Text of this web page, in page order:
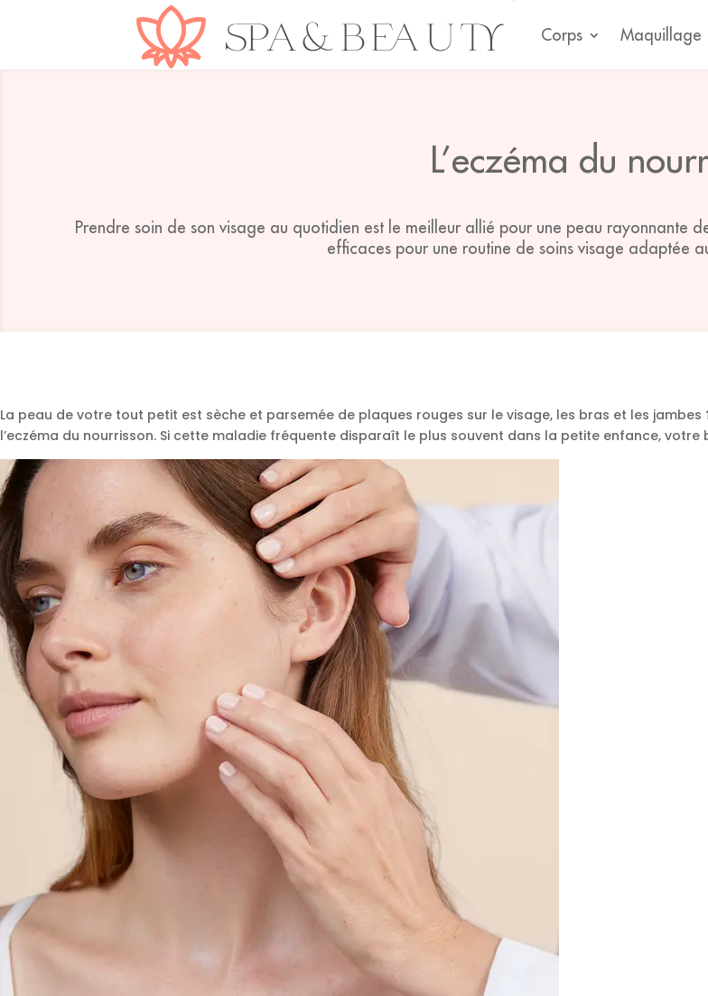
Corps Maquillage
L’eczéma du
Prendre soin de son visage au quotidien est le meilleur allié pour une peau rayonnante
efficaces pour une routine de soins visage adaptée
La peau de votre tout petit est sèche et parsemée de plaques rouges sur le visage, les bras et les
l’eczéma du nourrisson. Si cette maladie fréquente disparaît le plus souvent dans la petite enfance,